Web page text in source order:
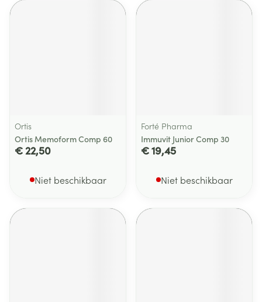
Ortis
Ortis Memoform Comp 60
€ 22,50
Niet beschikbaar
Forté Pharma
Immuvit Junior Comp 30
€ 19,45
Niet beschikbaar